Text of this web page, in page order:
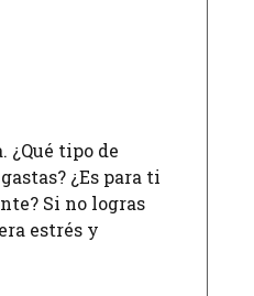
tipo de
¿Es para ti
Si no logras
estrés y